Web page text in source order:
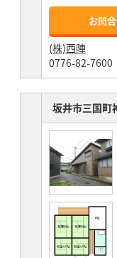
お問
(株)西陣
0776-82-7600
坂井市三国